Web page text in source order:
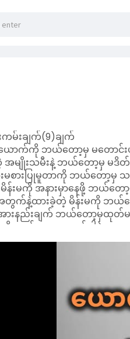
မ်းချက်(9)ချက်
ာက်ကို ဘယ်တော့မှ မတောင်းပန်
စားပြုမူတာကို ဘယ်တော့မှ သည်
းမကို အနားမှာနေဖို့ ဘယ်တော့မှ
အတွက်နဲ့ထားခဲ့တဲ့ မိန်းမကို ဘ
းနည်းချက် ဘယ်တော့မှထုတ်မပ
ဖို့ ဘယ်တော့မှ မလုပ်ပါနဲ့။
စ်ယောက်က ပေးဆောင်တာကို
းတဲ့စိတ်နဲ့ မလေးမစားဆက်ဆံ